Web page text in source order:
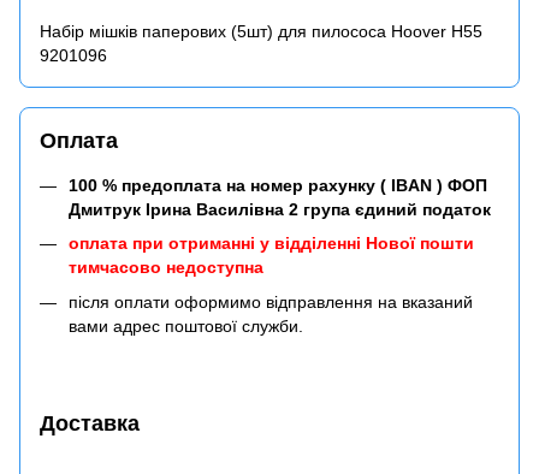
Набір мішків паперових (5шт) для пилососа Hoover H55
9201096
Оплата
100 % предоплата на номер рахунку ( IBAN ) ФОП
Дмитрук Ірина Василівна 2 група єдиний податок
оплата при отриманні у відділенні Нової пошти
тимчасово недоступна
після оплати оформимо відправлення на вказаний
вами адрес поштової служби.
Доставка